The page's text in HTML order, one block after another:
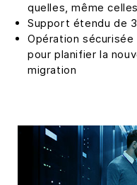
quelles, même
Support étendu de
Opération
pour planifier la
migration